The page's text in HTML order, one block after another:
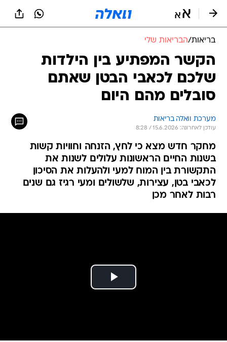
בריאות/הבריאות שלי
הקשר המפתיע בין הילדות
שלכם לכאבי הבטן שאתם
סובלים מהם היום
מערכת וואלה בריאות
עודכן לאחרונה: 15.6.2026 / 8:28
מחקר חדש מצא כי לחץ, הזנחה וחוויות קשות
בשנות החיים הראשונות עלולים לשנות את
התקשורת בין המוח למעי ולהעלות את הסיכון
לכאבי בטן, עצירות, שלשולים ומעי רגיז גם שנים
רבות לאחר מכן